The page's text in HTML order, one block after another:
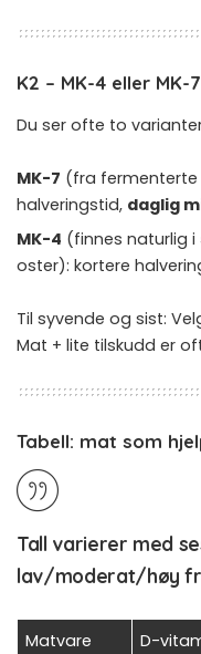
K2 – MK-4 eller MK-
Du ser ofte to
MK-7 (fra fermenterte
halveringstid, daglig
MK-4 (finnes naturlig i
oster): kortere
Til syvende og sist:
Mat + lite tilskudd er
Tabell: mat som
Tall varierer med
lav/moderat/høy
Matvare D-